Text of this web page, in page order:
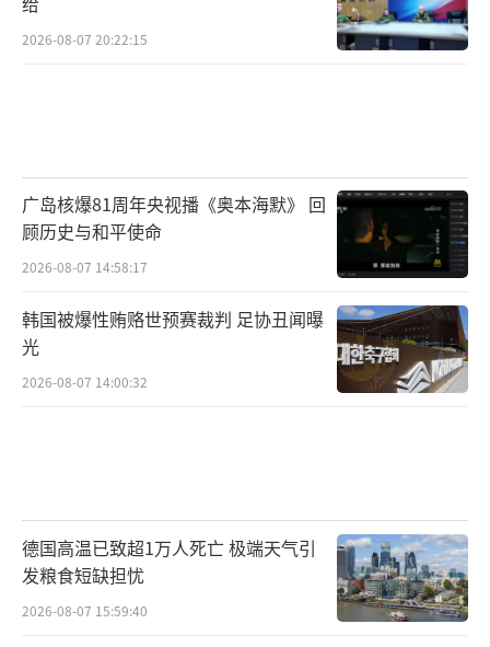
揭示了防御困境。前线士兵称，红军城虽
导致乌军补给线压力倍增。
最严峻的问题仍是弹药短缺。根据《基辅
邮报》的描述，乌军当前基本处于“被动应
击，几乎不可能主动出击或实施预警射击。这
种节奏，使得乌军很难打出反包围、反冲击之
类的动作，防御几乎完全靠消耗战支撑。
击，乌军是否能长期坚持，仍是未知数。
红军城能否守住，将决定顿巴斯战局走势
2026-08-07 20:22:15
广岛核爆81周年央视播《奥本海默》 回
顾历史与和平使命
2026-08-07 14:58:17
韩国被爆性贿赂世预赛裁判 足协丑闻曝
光
2026-08-07 14:00:32
德国高温已致超1万人死亡 极端天气引
发粮食短缺担忧
2026-08-07 15:59:40